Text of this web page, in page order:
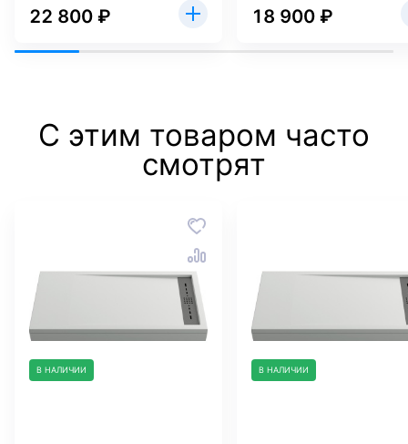
22 800 ₽ 18 900 ₽
С этим товаром часто
смотрят
В НАЛИЧИИ В НАЛИЧИИ